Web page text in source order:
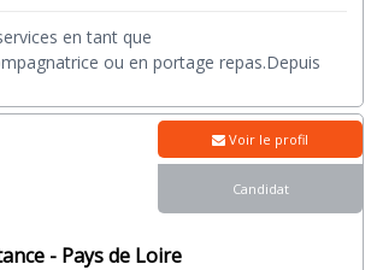
en tant que
ou en portage repas.Depuis
- Pays de Loire
Voir le profil
Candidat